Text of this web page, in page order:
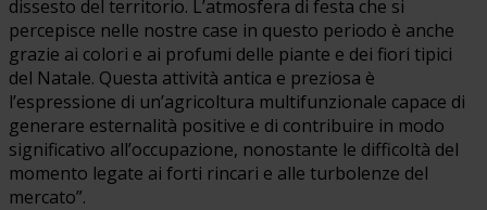
dissesto del territorio. L’atmosfera di festa che si
percepisce nelle nostre case in questo periodo è anche
grazie ai colori e ai profumi delle piante e dei fiori tipici
del Natale. Questa attività antica e preziosa è
l’espressione di un’agricoltura multifunzionale capace di
generare esternalità positive e di contribuire in modo
significativo all’occupazione, nonostante le difficoltà del
momento legate ai forti rincari e alle turbolenze del
mercato”.